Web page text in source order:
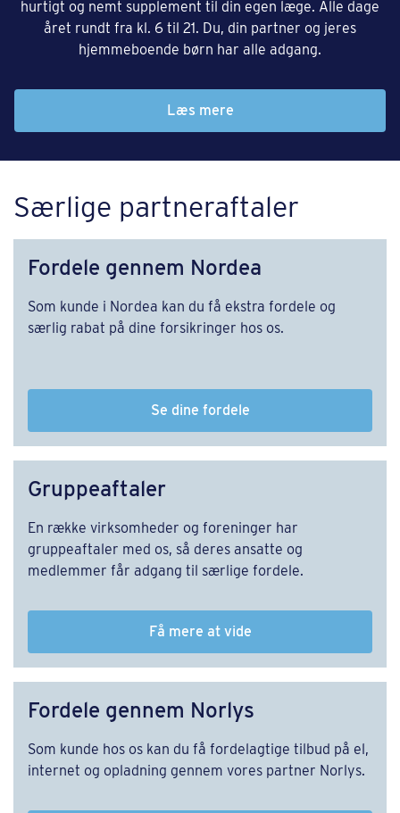
hurtigt og nemt supplement til din egen læge. Alle dage
året rundt fra kl. 6 til 21. Du, din partner og jeres
hjemmeboende børn har alle adgang.
Læs mere
Særlige partneraftaler
Fordele gennem Nordea
Som kunde i Nordea kan du få ekstra fordele og
særlig rabat på dine forsikringer hos os.
Se dine fordele
Gruppeaftaler
En række virksomheder og foreninger har
gruppeaftaler med os, så deres ansatte og
medlemmer får adgang til særlige fordele.
Få mere at vide
Fordele gennem Norlys
Som kunde hos os kan du få fordelagtige tilbud på el,
internet og opladning gennem vores partner Norlys.